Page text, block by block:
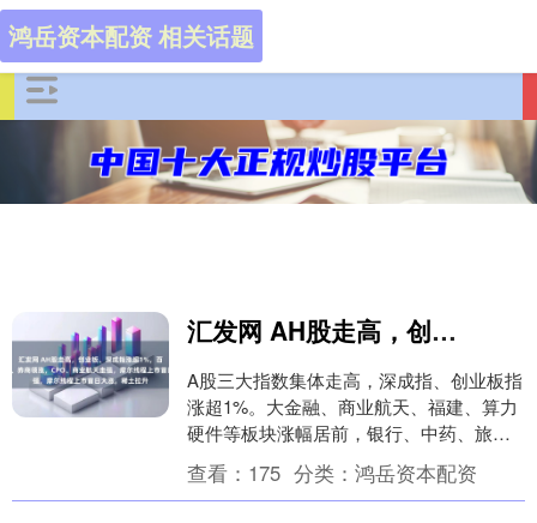
鸿岳资本配资 相关话题
汇发网 AH股走高，创业板、深成指涨超1%，百度涨超5%，保险、券商领涨，CPO、商业航天走强，摩尔线程上市首日大涨，稀土拉升
A股三大指数集体走高，深成指、创业板指
涨超1%。大金融、商业航天、福建、算力
硬件等板块涨幅居前，银行、中药、旅游
酒店等板块逆势下跌，摩尔线程上市首日
的早盘，公司....
查看： 175 分类： 鸿岳资本配资